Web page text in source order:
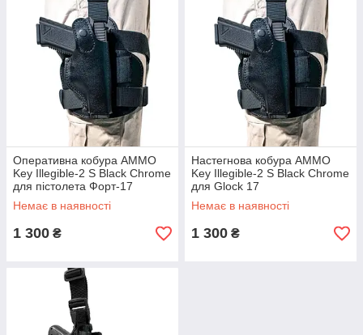
Оперативна кобура AMMO
Key Illegible-2 S Black Chrome
для пістолета Форт-17
Немає в наявності
1 300 ₴
Настегнова кобура AMMO
Key Illegible-2 S Black Chrome
для Glock 17
Немає в наявності
1 300 ₴